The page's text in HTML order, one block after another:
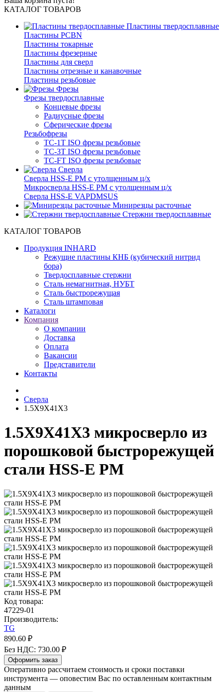
КАТАЛОГ ТОВАРОВ
Пластины твердосплавные
Пластины PCBN
Пластины токарные
Пластины фрезерные
Пластины для сверл
Пластины отрезные и канавочные
Пластины резьбовые
Фрезы
Фрезы твердосплавные
Концевые фрезы
Радиусные фрезы
Сферические фрезы
Резьбофрезы
TC-1T ISO фрезы резьбовые
TC-3T ISO фрезы резьбовые
TC-FT ISO фрезы резьбовые
Сверла
Cверла HSS-E PM c утолщенным ц/х
Микросверла HSS-E PM c утолщенным ц/х
Сверла HSS-E VAPDMSUS
Минирезцы расточные
Cтержни твердосплавные
КАТАЛОГ ТОВАРОВ
Продукция INHARD
Режущие пластины КНБ (кубический нитрид
бора)
Твердосплавные стержни
Сталь немагнитная, НУБТ
Сталь быстрорежущая
Сталь штамповая
Каталоги
Компания
О компании
Доставка
Оплата
Вакансии
Представители
Контакты
Сверла
1.5X9X41X3
1.5X9X41X3 микросверло из
порошковой быстрорежущей
стали HSS-E PM
Код товара:
47229-01
Производитель:
TG
890.60 ₽
Без НДС: 730.00 ₽
Оформить заказ
Оперативно рассчитаем стоимость и сроки поставки
инструмента — оповестим Вас по оставленным контактным
данным